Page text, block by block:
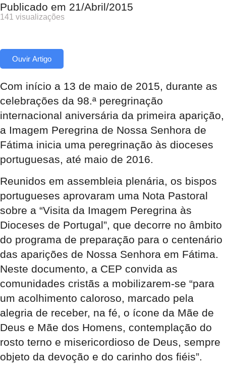
Publicado em 21/Abril/2015
141 visualizações
Ouvir Artigo
Com início a 13 de maio de 2015, durante as
celebrações da 98.ª peregrinação
internacional aniversária da primeira aparição,
a Imagem Peregrina de Nossa Senhora de
Fátima inicia uma peregrinação às dioceses
portuguesas, até maio de 2016.
Reunidos em assembleia plenária, os bispos
portugueses aprovaram uma Nota Pastoral
sobre a “Visita da Imagem Peregrina às
Dioceses de Portugal”, que decorre no âmbito
do programa de preparação para o centenário
das aparições de Nossa Senhora em Fátima.
Neste documento, a CEP convida as
comunidades cristãs a mobilizarem-se “para
um acolhimento caloroso, marcado pela
alegria de receber, na fé, o ícone da Mãe de
Deus e Mãe dos Homens, contemplação do
rosto terno e misericordioso de Deus, sempre
objeto da devoção e do carinho dos fiéis”.